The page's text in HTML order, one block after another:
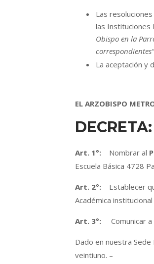
Las
las Instituciones
Obispo en la
La aceptación y
EL ARZOBISPO
DECRETA:
Art. 1°: Nombrar al
Escuela Básica 4728
Art. 2°: Establecer
Académica
Art. 3°: Comunicar
Dado en nuestra
veintiuno. –